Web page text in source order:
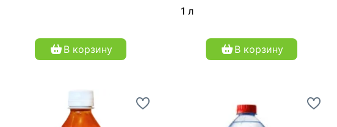
В корзину
1 л
В корзину